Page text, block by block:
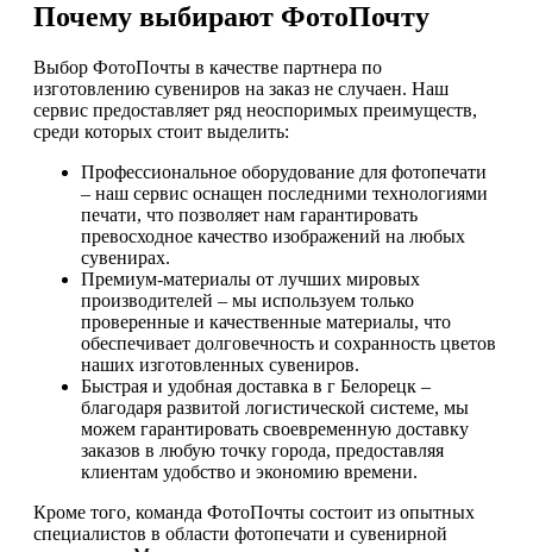
Почему выбирают ФотоПочту
Выбор ФотоПочты в качестве партнера по
изготовлению сувениров на заказ не случаен. Наш
сервис предоставляет ряд неоспоримых преимуществ,
среди которых стоит выделить:
Профессиональное оборудование для фотопечати
– наш сервис оснащен последними технологиями
печати, что позволяет нам гарантировать
превосходное качество изображений на любых
сувенирах.
Премиум-материалы от лучших мировых
производителей – мы используем только
проверенные и качественные материалы, что
обеспечивает долговечность и сохранность цветов
наших изготовленных сувениров.
Быстрая и удобная доставка в г Белорецк –
благодаря развитой логистической системе, мы
можем гарантировать своевременную доставку
заказов в любую точку города, предоставляя
клиентам удобство и экономию времени.
Кроме того, команда ФотоПочты состоит из опытных
специалистов в области фотопечати и сувенирной